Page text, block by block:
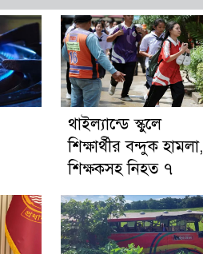
থাইল্যান্ডে স্কুলে
শিক্ষার্থীর বন্দুক হামলা,
শিক্ষকসহ নিহত ৭